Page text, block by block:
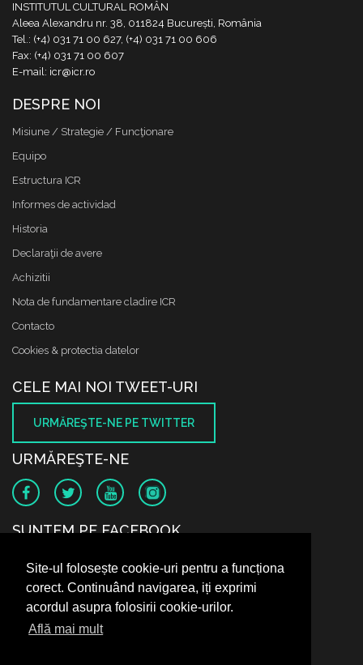
Site-ul folosește cookie-uri pentru a funcționa
corect. Continuând navigarea, iți exprimi
acordul asupra folosirii cookie-urilor.
Află mai mult
INSTITUTUL CULTURAL ROMÂN
Aleea Alexandru nr. 38, 011824 București, România
Tel.: (+4) 031 71 00 627, (+4) 031 71 00 606
Fax: (+4) 031 71 00 607
E-mail: icr@icr.ro
DESPRE NOI
Misiune / Strategie / Funcţionare
Equipo
Estructura ICR
Informes de actividad
Historia
Declaraţii de avere
Achizitii
Nota de fundamentare cladire ICR
Contacto
Cookies & protectia datelor
CELE MAI NOI TWEET-URI
URMĂREŞTE-NE PE TWITTER
URMĂREŞTE-NE
SUNTEM PE FACEBOOK